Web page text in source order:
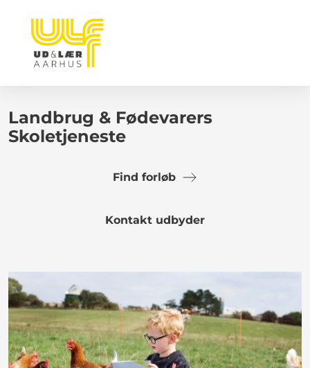
Landbrug & Fødevarers
Skoletjeneste
Find forløb
Kontakt udbyder